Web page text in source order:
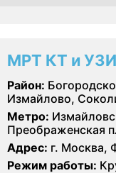
МРТ КТ и УЗИ
Район:
Измайлово,
Метро:
Преображенская
Адрес: г. Москва,
Режим работы: